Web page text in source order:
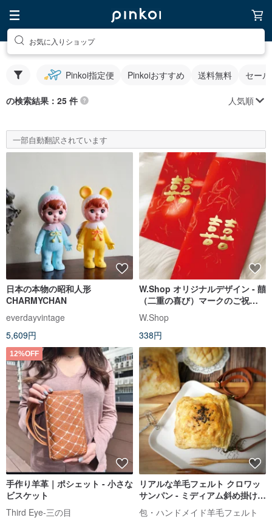
お気に入りショップ
Pinkoi指定便 Pinkoiおすすめ 送料無料 セー
の検索結果：25 件 人気順
一部自動翻訳されています
日本の本物の昭和人形
CHARMYCHAN
everdayvintage
5,609円
W.Shop オリジナルデザイン - 囍
（二重の喜び）マークのご祝儀
袋 | 結婚披露宴のご祝儀袋 | 結婚
式のご祝儀袋 (6枚セット)
W.Shop
338円
12%OFF
手作り羊革｜ポシェット - 小さな
ビスケット
Third Eye-三の目
リアルな羊毛フェルト クロワッ
サンパン - ミディアム斜め掛けバ
ッグ
包・ハンドメイド羊毛フェルト